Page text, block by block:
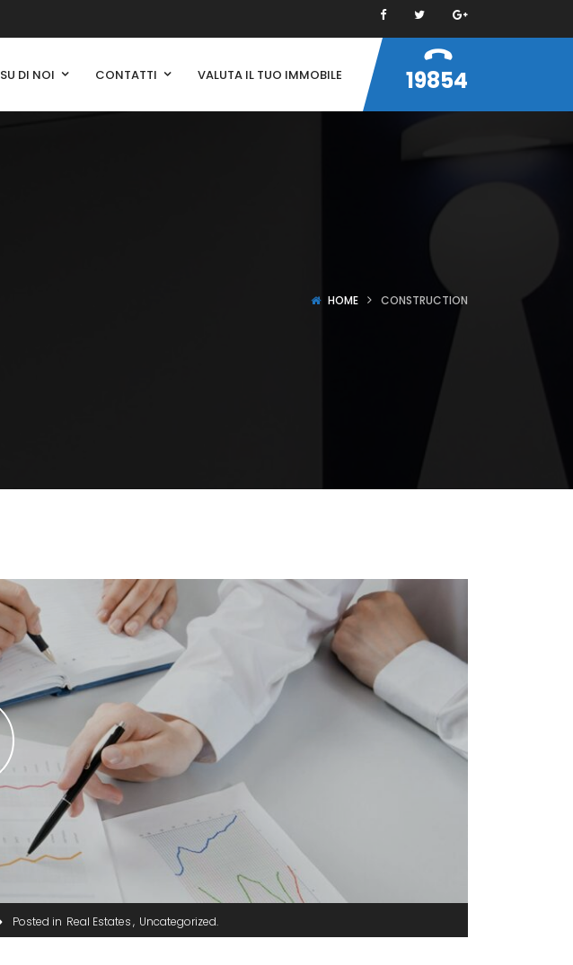
SU DI NOI CONTATTI VALUTA IL TUO IMMOBILE 19854
HOME CONSTRUCTION
Posted in Real Estates Uncategorized